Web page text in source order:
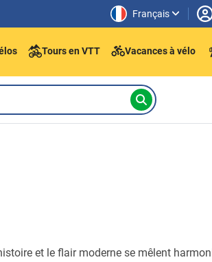
Français
Tours en VTT Vacances à vélo
et le flair moderne se mêlent